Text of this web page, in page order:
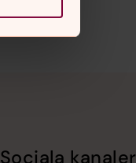
Sociala kanaler